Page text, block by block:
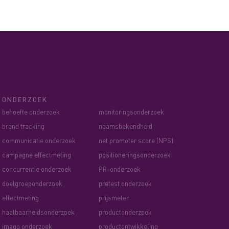
ONDERZOEK
behoefte onderzoek
brand tracking
communicatie onderzoek
campagne effectmeting
concurrentie onderzoek
doelgroeponderzoek
effectmeting
haalbaarheidsonderzoek
imago onderzoek
monitoringsonderzoek
naamsbekendheid
net promoter score (NPS)
positioneringsonderzoek
PR-onderzoek
pretest onderzoek
prijsmeter
productonderzoek
productontwikkeling